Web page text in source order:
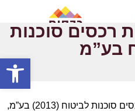
פתח
רכסים סוכנות
בע”מ
אנו, עובדי ומנהלי חברת בית רכסים סוכנות לביטוח (2013) בע”מ,